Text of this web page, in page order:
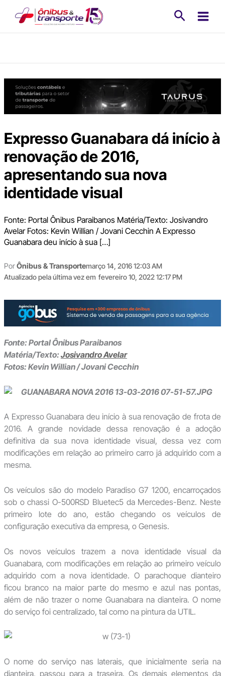
Expresso Guanabara dá início à
renovação de 2016,
apresentando sua nova
identidade visual
Fonte: Portal Ônibus Paraibanos Matéria/Texto: Josivandro
Avelar Fotos: Kevin Willian / Jovani Cecchin A Expresso
Guanabara deu início à sua […]
PorÔnibus & Transportemarço 14, 2016 12:03 AM
Atualizado pela última vez em fevereiro 10, 2022 12:17 PM
Fonte: Portal Ônibus Paraibanos
Matéria/Texto:Josivandro Avelar
Fotos: Kevin Willian / Jovani Cecchin
A Expresso Guanabara deu início à sua renovação de frota de
2016. A grande novidade dessa renovação é a adoção
definitiva da sua nova identidade visual, dessa vez com
modificações em relação ao primeiro carro já adquirido com a
mesma.
Os veículos são do modelo Paradiso G7 1200, encarroçados
sob o chassi O-500RSD Bluetec5 da Mercedes-Benz. Neste
primeiro lote do ano, estão chegando os veículos de
configuração executiva da empresa, o Genesis.
Os novos veículos trazem a nova identidade visual da
Guanabara, com modificações em relação ao primeiro veículo
adquirido com a nova identidade. O parachoque dianteiro
ficou branco na maior parte do mesmo e azul nas pontas,
além de não trazer o nome Guanabara na dianteira. O nome
do serviço foi centralizado, tal como na pintura da UTIL.
O nome do serviço nas laterais, que inicialmente seria na
dianteira, passou para a traseira. Os demais elementos da